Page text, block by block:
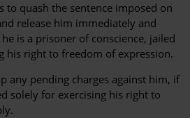
to quash the sentence imposed on
release him immediately and
is a prisoner of conscience, jailed
his right to freedom of expression.
any pending charges against him, if
solely for exercising his right to